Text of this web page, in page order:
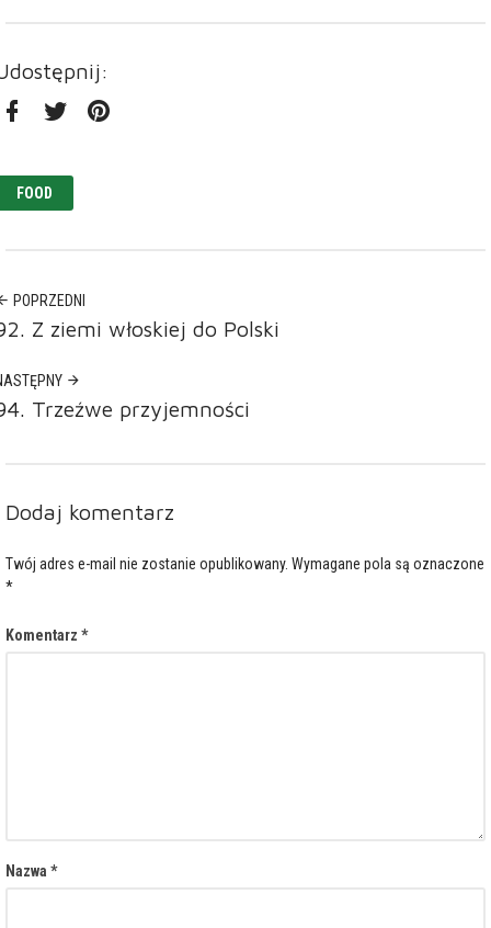
FOOD
POPRZEDNI
Z ziemi włoskiej do Polski
Trzeźwe przyjemności
Dodaj komentarz
Twój adres e-mail nie zostanie opublikowany. Wymagane pola są oznaczone
*
Komentarz *
Nazwa *